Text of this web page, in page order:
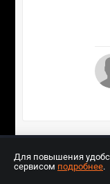
Для повышения
сервисом подробнее.